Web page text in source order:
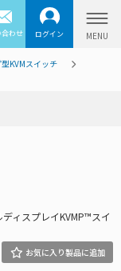
合わせ ログイン
KVMスイッチ
ィスプレイKVMP™スイ